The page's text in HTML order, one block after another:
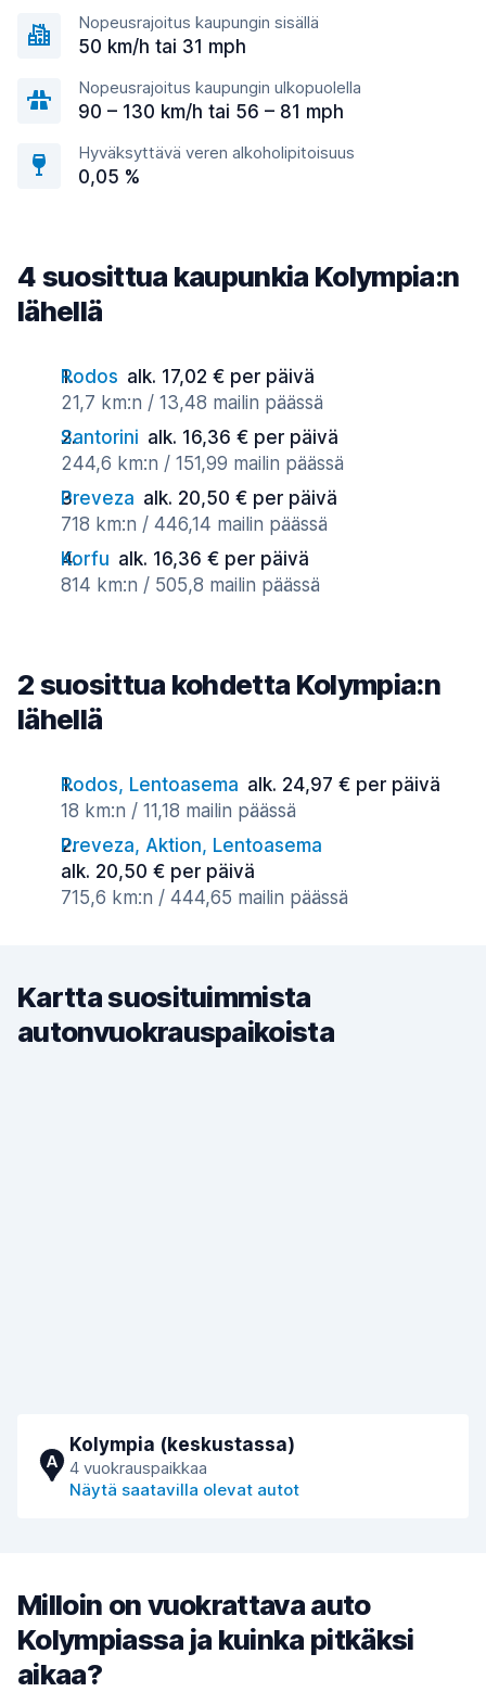
Nopeusrajoitus kaupungin sisällä
50 km/h tai 31 mph
Nopeusrajoitus kaupungin ulkopuolella
90 – 130 km/h tai 56 – 81 mph
Hyväksyttävä veren alkoholipitoisuus
0,05 %
4 suosittua kaupunkia Kolympia:n
lähellä
Rodos alk. 17,02 € per päivä
21,7 km:n / 13,48 mailin päässä
Santorini alk. 16,36 € per päivä
244,6 km:n / 151,99 mailin päässä
Preveza alk. 20,50 € per päivä
718 km:n / 446,14 mailin päässä
Korfu alk. 16,36 € per päivä
814 km:n / 505,8 mailin päässä
2 suosittua kohdetta Kolympia:n
lähellä
Rodos, Lentoasema alk. 24,97 € per päivä
18 km:n / 11,18 mailin päässä
Preveza, Aktion, Lentoasema
alk. 20,50 € per päivä
715,6 km:n / 444,65 mailin päässä
Kartta suosituimmista
autonvuokrauspaikoista
A
Kolympia (keskustassa)
4 vuokrauspaikkaa
Näytä saatavilla olevat autot
Milloin on vuokrattava auto
Kolympiassa ja kuinka pitkäksi
aikaa?